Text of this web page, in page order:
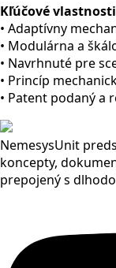
Kľúčové
• Adaptívny
• Modulárna a
• Navrhnuté pre
• Princíp
• Patent podaný a
NemesysUnit
koncepty,
prepojený s